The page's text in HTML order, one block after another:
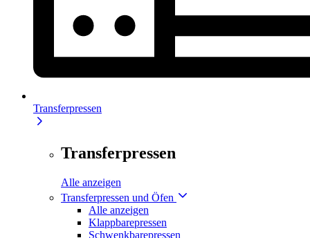
Transferpressen
Transferpressen
Alle anzeigen
Transferpressen und Öfen
Alle anzeigen
Klappbarepressen
Schwenkbarepressen